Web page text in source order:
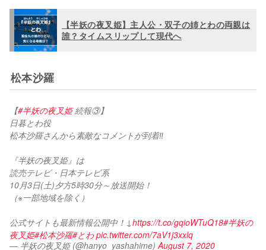
【半妖の夜叉姫】主人公・双子の姉とわの両親は
誰？タイムスリップして現代へ
松本沙羅
【#半妖の夜叉姫 続報③】
日暮とわ役
松本沙羅さんから素敵なコメントが到着‼
『半妖の夜叉姫』は
読売テレビ・日本テレビ系
10月3日(土)夕方5時30分～放送開始！
（※一部地域を除く）
公式サイトも最新情報公開中！↓https://t.co/gqioWTuQ18#半妖の
夜叉姫#松本沙羅#とわ pic.twitter.com/7aV1j3xxlq
— 半妖の夜叉姫 (@hanyo_yashahime)August 7, 2020